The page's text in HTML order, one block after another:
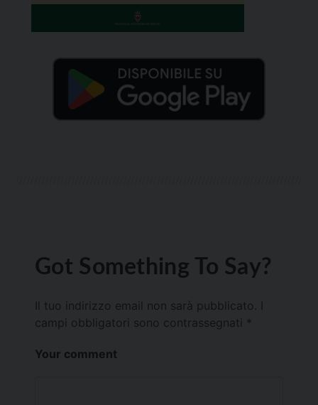
Got Something To Say?
Il tuo indirizzo email non sarà pubblicato.
campi obbligatori sono contrassegnati *
Your comment